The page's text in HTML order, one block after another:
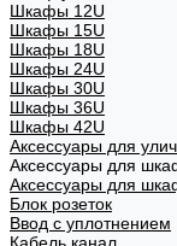
Шкафы 12U
Шкафы 15U
Шкафы 18U
Шкафы 24U
Шкафы 30U
Шкафы 36U
Шкафы 42U
Аксессуары для
Аксессуары для
Аксессуары для
Блок розеток
Ввод с уплотнением